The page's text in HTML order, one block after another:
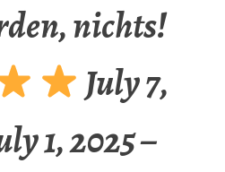
nichts!
July 7,
1, 2025 –